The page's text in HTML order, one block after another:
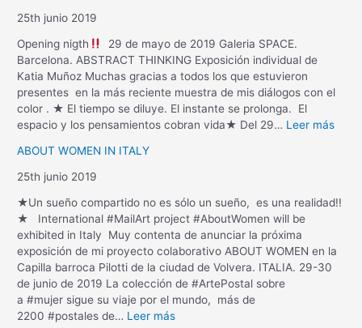
25th junio 2019
Opening nigth
29 de mayo de 2019 Galeria SPACE.
Barcelona. ABSTRACT THINKING Exposición individual de
Katia Muñoz Muchas gracias a todos los que estuvieron
presentes en la más reciente muestra de mis diálogos con el
color . ★ El tiempo se diluye. El instante se prolonga. El
espacio y los pensamientos cobran vida★ Del 29… Leer más
ABOUT WOMEN IN ITALY
25th junio 2019
★Un sueño compartido no es sólo un sueño, es una realidad!!
★ International #MailArt project #AboutWomen will be
exhibited in Italy Muy contenta de anunciar la próxima
exposición de mi proyecto colaborativo ABOUT WOMEN en la
Capilla barroca Pilotti de la ciudad de Volvera. ITALIA. 29-30
de junio de 2019 La colección de #ArtePostal sobre
a #mujer sigue su viaje por el mundo, más de
2200 #postales de… Leer más